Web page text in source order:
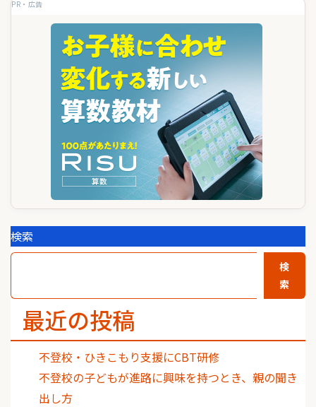
PR・広告
検索
検
索
最近の投稿
不登校・ひきこもり支援にCBT研修
不登校の子どもが進路に興味を持つとき、親の聞き
出し方